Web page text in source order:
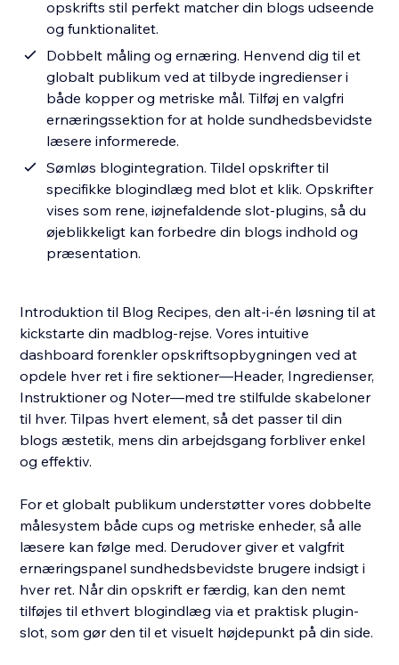
opskrifts stil perfekt matcher din blogs udseende
og funktionalitet.
Dobbelt måling og ernæring. Henvend dig til et
globalt publikum ved at tilbyde ingredienser i
både kopper og metriske mål. Tilføj en valgfri
ernæringssektion for at holde sundhedsbevidste
læsere informerede.
Sømløs blogintegration. Tildel opskrifter til
specifikke blogindlæg med blot et klik. Opskrifter
vises som rene, iøjnefaldende slot-plugins, så du
øjeblikkeligt kan forbedre din blogs indhold og
præsentation.
Introduktion til Blog Recipes, den alt-i-én løsning til at
kickstarte din madblog-rejse. Vores intuitive
dashboard forenkler opskriftsopbygningen ved at
opdele hver ret i fire sektioner—Header, Ingredienser,
Instruktioner og Noter—med tre stilfulde skabeloner
til hver. Tilpas hvert element, så det passer til din
blogs æstetik, mens din arbejdsgang forbliver enkel
og effektiv.
For et globalt publikum understøtter vores dobbelte
målesystem både cups og metriske enheder, så alle
læsere kan følge med. Derudover giver et valgfrit
ernæringspanel sundhedsbevidste brugere indsigt i
hver ret. Når din opskrift er færdig, kan den nemt
tilføjes til ethvert blogindlæg via et praktisk plugin-
slot, som gør den til et visuelt højdepunkt på din side.